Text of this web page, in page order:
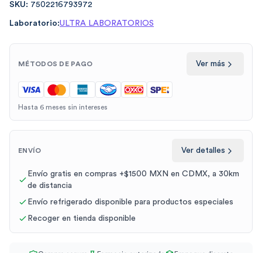
SKU: 7502216793972
Laboratorio:ULTRA LABORATORIOS
MÉTODOS DE PAGO Ver más
Hasta 6 meses sin intereses
ENVÍO Ver detalles
Envío gratis en compras +$1500 MXN en CDMX, a 30km
de distancia
Envío refrigerado disponible para productos especiales
Recoger en tienda disponible